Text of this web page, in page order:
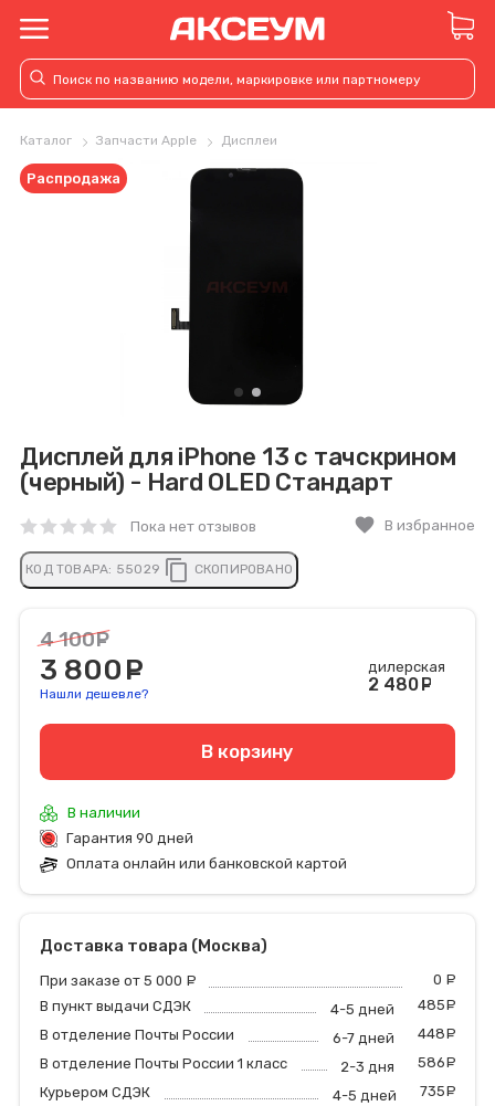
Каталог Запчасти Apple Дисплеи
Дисплей для iPhone 13 с тачскрином
(черный) - Hard OLED Стандарт
Пока нет отзывов favorite В избранное
КОД ТОВАРА: 55029 content_copy СКОПИРОВАНО
Распродажа
4 100
3 800
Нашли дешевле?
дилерская
2 480
В корзину
В наличии
Гарантия 90 дней
Оплата онлайн или банковской картой
Доставка товара (Москва)
При заказе от 5 000 0
В пункт выдачи СДЭК
4-5 дней 485
В отделение Почты России
6-7 дней 448
В отделение Почты России 1 класс
2-3 дня 586
Курьером СДЭК
4-5 дней 735